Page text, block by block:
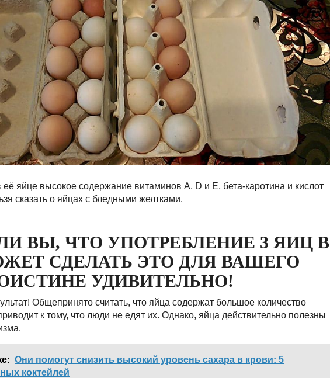
её яйце высокое содержание витаминов A, D и E, бета-каротина и кислот
сказать о яйцах с бледными желтками.
ВЫ, ЧТО УПОТРЕБЛЕНИЕ 3 ЯИЦ В
СДЕЛАТЬ ЭТО ДЛЯ ВАШЕГО
УДИВИТЕЛЬНО!
Общепринято считать, что яйца содержат большое количество
к тому, что люди не едят их. Однако, яйца действительно полезны
Они помогут снизить высокий уровень сахара в крови: 5
коктейлей